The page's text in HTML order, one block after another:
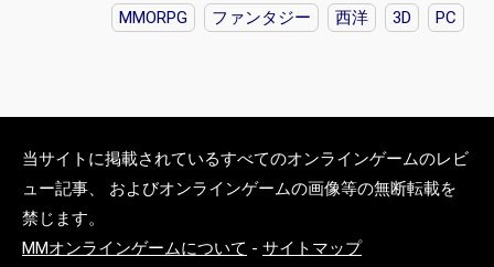
MMORPG ファンタジー 西洋 3D PC
当サイトに掲載されているすべてのオンラインゲームのレビ
ュー記事、 およびオンラインゲームの画像等の無断転載を
禁じます。
MMオンラインゲームについて - サイトマップ